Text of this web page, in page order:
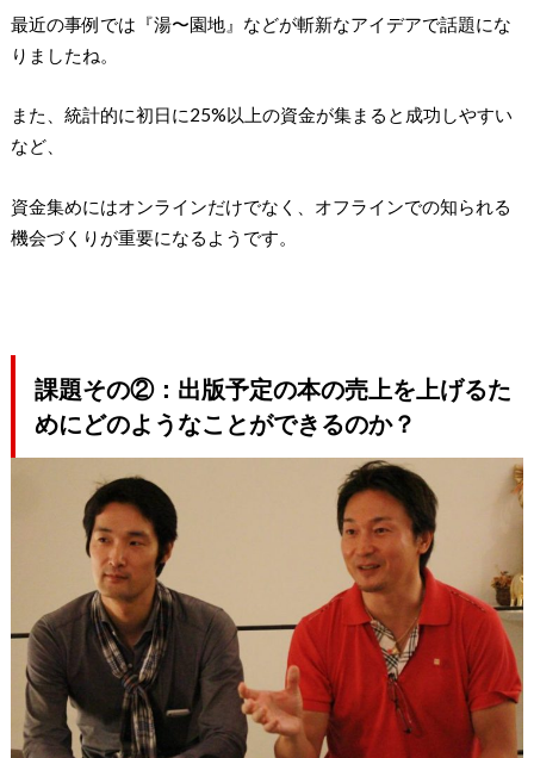
最近の事例では『湯〜園地』などが斬新なアイデアで話題にな
りましたね。
また、統計的に初日に25%以上の資金が集まると成功しやすい
など、
資金集めにはオンラインだけでなく、オフラインでの知られる
機会づくりが重要になるようです。
課題その②：出版予定の本の売上を上げるた
めにどのようなことができるのか？